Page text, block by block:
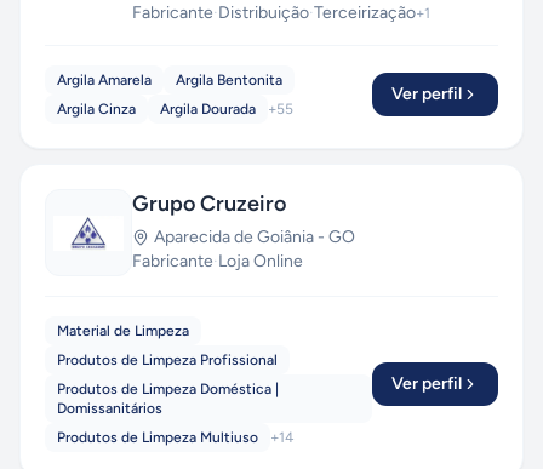
Fabricante·Distribuição·Terceirização+1
Argila Amarela
Argila Bentonita
Argila Cinza
Argila Dourada +55
Ver perfil
Grupo Cruzeiro
Aparecida de Goiânia - GO
Fabricante·Loja Online
Material de Limpeza
Produtos de Limpeza Profissional
Produtos de Limpeza Doméstica |
Domissanitários
Produtos de Limpeza Multiuso
+14
Ver perfil